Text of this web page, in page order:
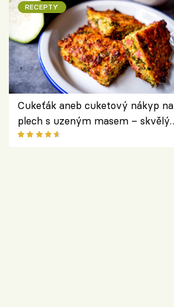
RECEPTY
Cukeťák aneb cuketový nákyp na
plech s uzeným masem – skvělý
způsob, jak zpracovat přerostlé